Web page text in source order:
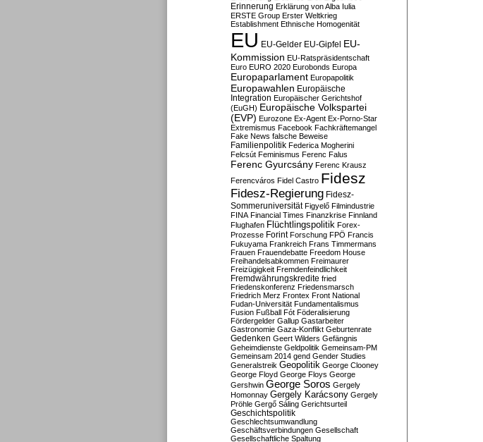
Erinnerung Erklärung von Alba Iulia
ERSTE Group Erster Weltkrieg
Establishment Ethnische Homogenität
EU EU-Gelder EU-Gipfel EU-
Kommission EU-Ratspräsidentschaft
Euro EURO 2020 Eurobonds Europa
Europaparlament Europapolitik
Europawahlen Europäische
Integration Europäischer Gerichtshof
(EuGH) Europäische Volkspartei
(EVP) Eurozone Ex-Agent Ex-Porno-Star
Extremismus Facebook Fachkräftemangel
Fake News falsche Beweise
Familienpolitik Federica Mogherini
Felcsút Feminismus Ferenc Falus
Ferenc Gyurcsány Ferenc Krausz
Ferencváros Fidel Castro Fidesz
Fidesz-Regierung Fidesz-
Sommeruniversität Figyelő Filmindustrie
FINA Financial Times Finanzkrise Finnland
Flughafen Flüchtlingspolitik Forex-
Prozesse Forint Forschung FPÖ Francis
Fukuyama Frankreich Frans Timmermans
Frauen Frauendebatte Freedom House
Freihandelsabkommen Freimaurer
Freizügigkeit Fremdenfeindlichkeit
Fremdwährungskredite fried
Friedenskonferenz Friedensmarsch
Friedrich Merz Frontex Front National
Fudan-Universität Fundamentalismus
Fusion Fußball Fót Föderalisierung
Fördergelder Gallup Gastarbeiter
Gastronomie Gaza-Konflikt Geburtenrate
Gedenken Geert Wilders Gefängnis
Geheimdienste Geldpolitik Gemeinsam-PM
Gemeinsam 2014 gend Gender Studies
Generalstreik Geopolitik George Clooney
George Floyd George Floys George
Gershwin George Soros Gergely
Homonnay Gergely Karácsony Gergely
Pröhle Gergő Sáling Gerichtsurteil
Geschichtspolitik
Geschlechtsumwandlung
Geschäftsverbindungen Gesellschaft
Gesellschaftliche Spaltung